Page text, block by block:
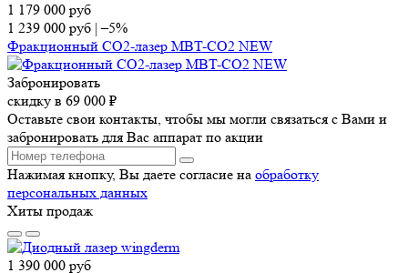
1 179 000 руб
1 239 000 руб |–5%
Фракционный СО2-лазер MBT-CO2 NEW
Забронировать
скидку в 69 000 ₽
Оставьте свои контакты, чтобы мы могли связаться с Вами и
забронировать для Вас аппарат по акции
Нажимая кнопку, Вы даете согласие на обработку
персональных данных
Хиты продаж
1 390 000 руб